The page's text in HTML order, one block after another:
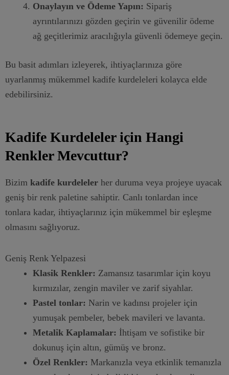
Onaylayın ve Ödeme Yapın: Sipariş
ayrıntılarınızı gözden geçirin ve güvenilir ödeme
ağ geçitlerimiz aracılığıyla güvenli ödemeye geçin.
Bu basit adımları izleyerek, ihtiyaçlarınıza göre
uyarlanmış mükemmel kadife kurdeleleri kolayca elde
edebilirsiniz.
Kadife Kurdeleler için Hangi
Renkler Mevcuttur?
Bizim kadife kurdeleler her duruma veya projeye uyacak
geniş bir renk paletine sahiptir. Canlı tonlardan ince
tonlara kadar, ihtiyaçlarınız için mükemmel bir eşleşme
olmasını sağlıyoruz.
Geniş Renk Yelpazesi
Klasik Renkler: Zamansız tasarımlar için koyu
kırmızılar, zengin maviler ve zarif siyahlar.
Pastel tonlar: Narin ve kadınsı projeler için
yumuşak pembeler, bebek mavileri ve lavanta.
Metalik Kaplamalar: İhtişam ve sofistike bir
dokunuş için altın, gümüş ve bronz.
Özel Renkler: Markanızla veya etkinlik temanızla